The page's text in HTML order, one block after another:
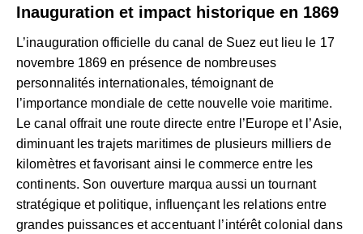
Inauguration et impact historique en 1869
L’inauguration officielle du canal de Suez eut lieu le 17
novembre 1869 en présence de nombreuses
personnalités internationales, témoignant de
l’importance mondiale de cette nouvelle voie maritime.
Le canal offrait une route directe entre l’Europe et l’Asie,
diminuant les trajets maritimes de plusieurs milliers de
kilomètres et favorisant ainsi le commerce entre les
continents. Son ouverture marqua aussi un tournant
stratégique et politique, influençant les relations entre
grandes puissances et accentuant l’intérêt colonial dans